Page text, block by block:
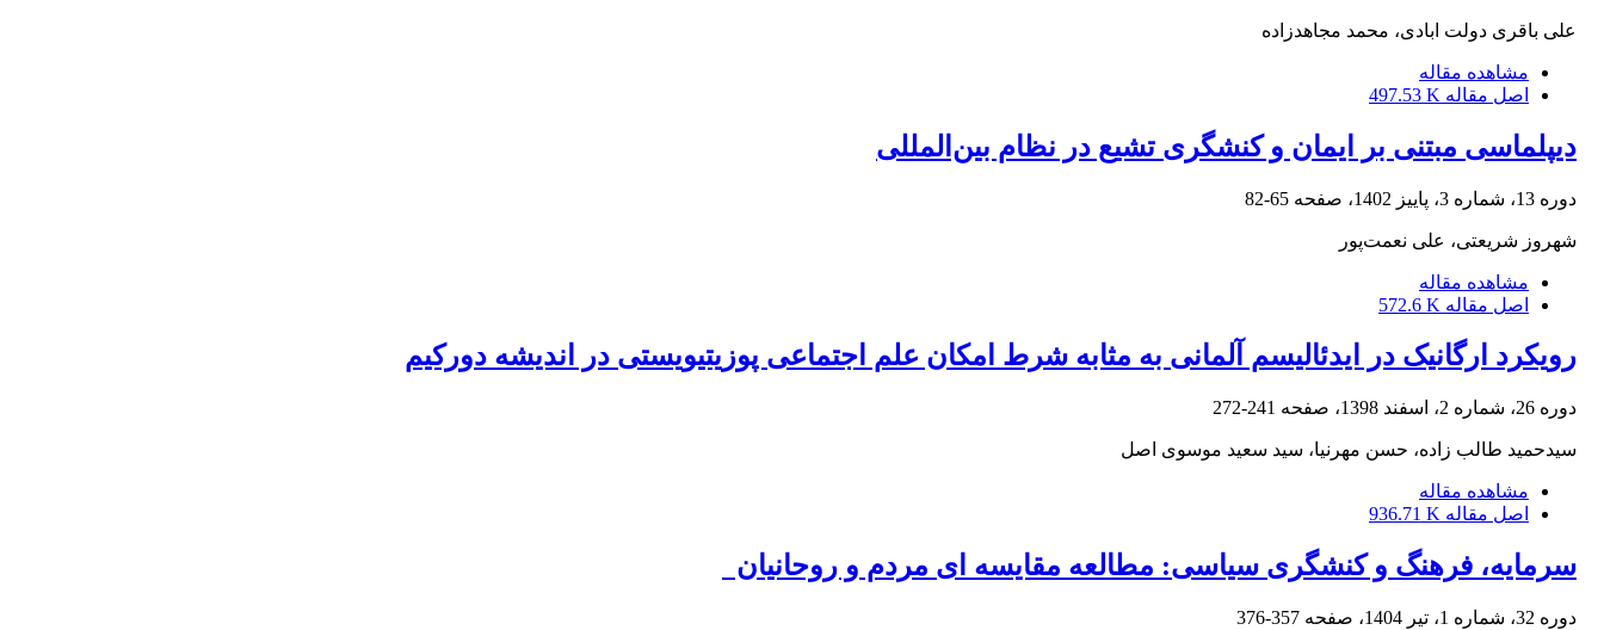
علی باقری دولت ابادی، محمد مجاهدزاده
مشاهده مقاله
اصل مقاله 497.53 K
دیپلماسی مبتنی‌ بر ایمان و کنشگری تشیع در نظام ‌بین‌المللی
دوره 13، شماره 3، پاییز 1402، صفحه 65-82
شهروز شریعتی، علی نعمت‌پور
مشاهده مقاله
اصل مقاله 572.6 K
رویکرد ارگانیک در ایدئالیسم آلمانی به مثابه شرط امکان علم اجتماعی پوزیتیویستی در اندیشه دورکیم
دوره 26، شماره 2، اسفند 1398، صفحه 241-272
سیدحمید طالب زاده، حسن مهرنیا، سید سعید موسوی اصل
مشاهده مقاله
اصل مقاله 936.71 K
سرمایه، فرهنگ و کنشگری سیاسی: مطالعه مقایسه ای مردم و روحانیان
دوره 32، شماره 1، تیر 1404، صفحه 357-376